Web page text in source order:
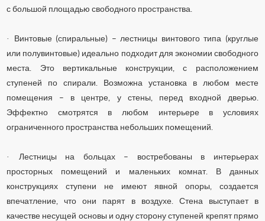
с большой площадью свободного пространства.
· Винтовые (спиральные) – лестницы винтового типа (круглые
или полувинтовые) идеально подходит для экономии свободного
места. Это вертикальные конструкции, с расположением
ступеней по спирали. Возможна установка в любом месте
помещения – в центре, у стены, перед входной дверью.
Эффектно смотрятся в любом интерьере в условиях
ограниченного пространства небольших помещений.
· Лестницы на больцах – востребованы в интерьерах
просторных помещений и маленьких комнат. В данных
конструкциях ступени не имеют явной опоры, создается
впечатление, что они парят в воздухе. Стена выступает в
качестве несущей основы и одну сторону ступеней крепят прямо